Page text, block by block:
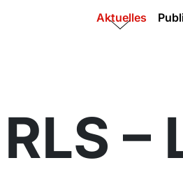
Aktuelles
RLS